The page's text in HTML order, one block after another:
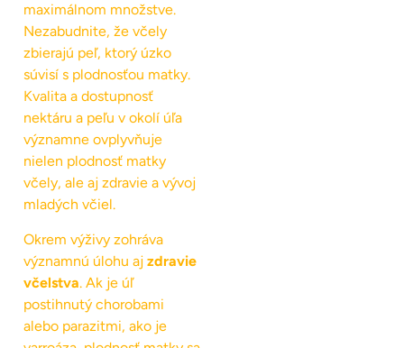
maximálnom množstve.
Nezabudnite, že včely
zbierajú peľ, ktorý úzko
súvisí s plodnosťou matky.
Kvalita a dostupnosť
nektáru a peľu v okolí úľa
významne ovplyvňuje
nielen plodnosť matky
včely, ale aj zdravie a vývoj
mladých včiel.
Okrem výživy zohráva
významnú úlohu aj zdravie
včelstva. Ak je úľ
postihnutý chorobami
alebo parazitmi, ako je